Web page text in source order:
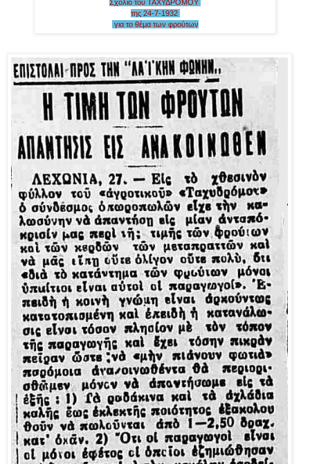
Σχόλιο του ΤΑΧΥΔΡΟΜΟΥ
της 24-7-1932
για το θέμα των φρούτων